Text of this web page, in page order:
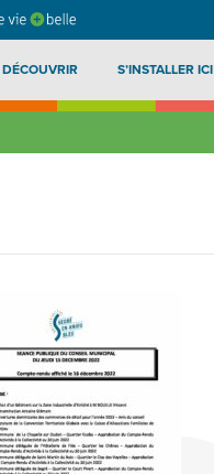
DÉCOUVRIR S’INSTALLER ICI